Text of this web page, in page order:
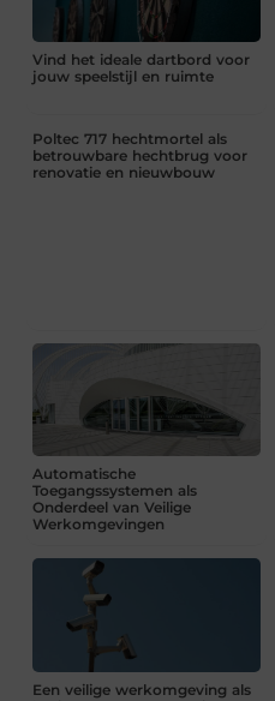
Vind het ideale dartbord voor
jouw speelstijl en ruimte
Poltec 717 hechtmortel als
betrouwbare hechtbrug voor
renovatie en nieuwbouw
Automatische
Toegangssystemen als
Onderdeel van Veilige
Werkomgevingen
Een veilige werkomgeving als